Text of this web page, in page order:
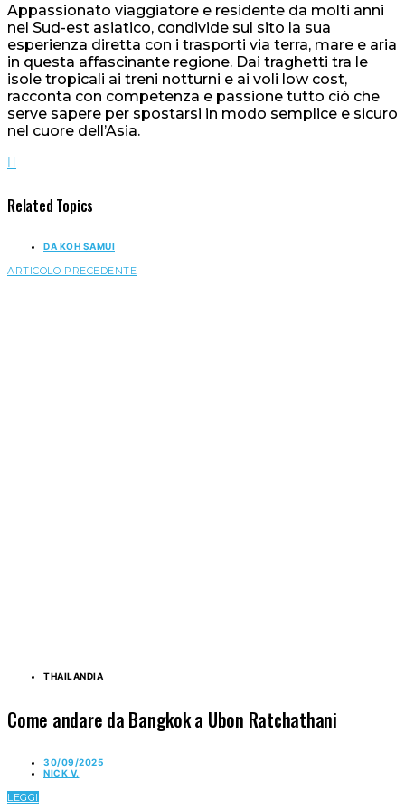
Appassionato viaggiatore e residente da molti anni
nel Sud-est asiatico, condivide sul sito la sua
esperienza diretta con i trasporti via terra, mare e aria
in questa affascinante regione. Dai traghetti tra le
isole tropicali ai treni notturni e ai voli low cost,
racconta con competenza e passione tutto ciò che
serve sapere per spostarsi in modo semplice e sicuro
nel cuore dell’Asia.
Related Topics
DA KOH SAMUI
ARTICOLO PRECEDENTE
THAILANDIA
Come andare da Bangkok a Ubon Ratchathani
30/09/2025
NICK V.
LEGGI